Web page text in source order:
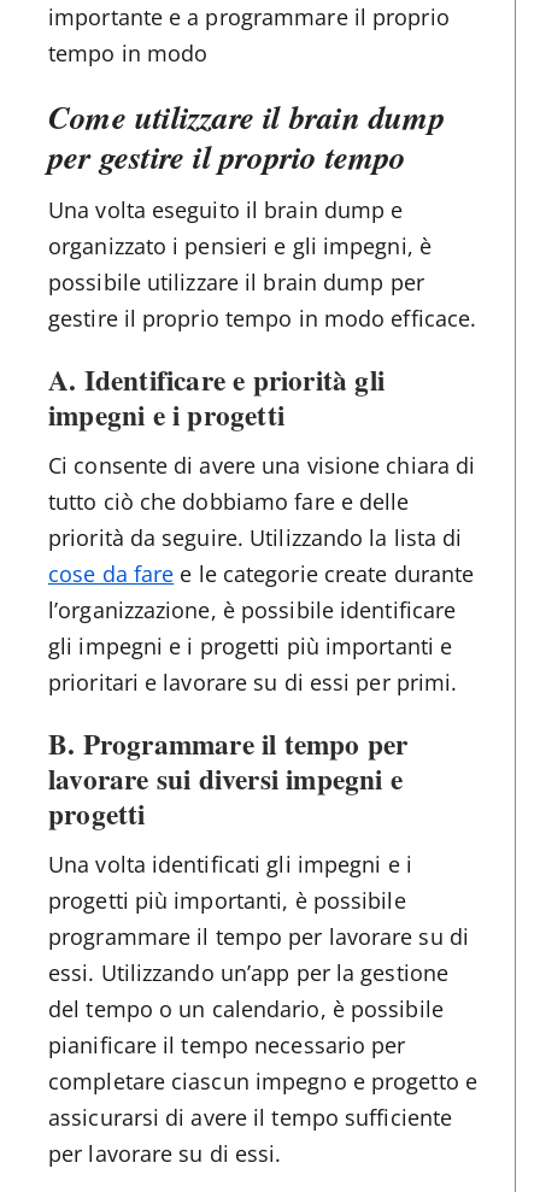
importante e a programmare il proprio
tempo in modo
Come utilizzare il brain dump
per gestire il proprio tempo
Una volta eseguito il brain dump e
organizzato i pensieri e gli impegni, è
possibile utilizzare il brain dump per
gestire il proprio tempo in modo efficace.
A. Identificare e priorità gli
impegni e i progetti
Ci consente di avere una visione chiara di
tutto ciò che dobbiamo fare e delle
priorità da seguire. Utilizzando la lista di
cose da fare e le categorie create durante
l’organizzazione, è possibile identificare
gli impegni e i progetti più importanti e
prioritari e lavorare su di essi per primi.
B. Programmare il tempo per
lavorare sui diversi impegni e
progetti
Una volta identificati gli impegni e i
progetti più importanti, è possibile
programmare il tempo per lavorare su di
essi. Utilizzando un’app per la gestione
del tempo o un calendario, è possibile
pianificare il tempo necessario per
completare ciascun impegno e progetto e
assicurarsi di avere il tempo sufficiente
per lavorare su di essi.